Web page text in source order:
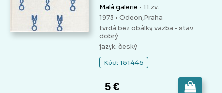
Malá galerie • 11.zv.
1973 • Odeon,Praha
tvrdá bez obálky väzba • stav
dobrý
jazyk: český
Kód: 151445
5 €